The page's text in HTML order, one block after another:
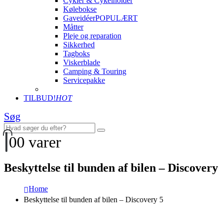
Kølebokse
GaveidéerPOPULÆRT
Måtter
Pleje og reparation
Sikkerhed
Tagboks
Viskerblade
Camping & Touring
Servicepakke
TILBUD!HOT
Søg
00 varer
Beskyttelse til bunden af bilen – Discovery
Home
Beskyttelse til bunden af bilen – Discovery 5